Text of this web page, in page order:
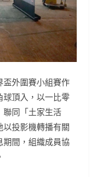
盃外圍賽小組賽作
球頂入，以一比零
聯同「土家生活
投影機轉播有關
期間，組織成員協